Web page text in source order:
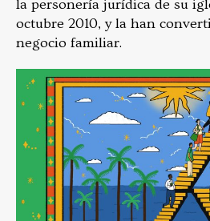
la personería jurídica de su
octubre 2010, y la han
negocio familiar.